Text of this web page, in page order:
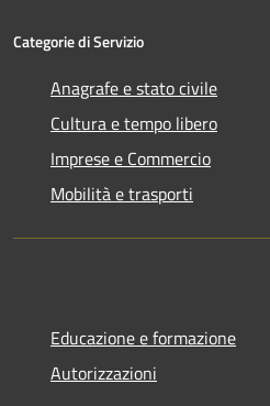
Categorie di Servizio
Anagrafe e stato civile
Cultura e tempo libero
Imprese e Commercio
Mobilità e trasporti
Educazione e formazione
Autorizzazioni